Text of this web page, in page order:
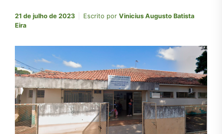
21 de julho de 2023 Escrito por Vinicius Augusto Batista
Eira